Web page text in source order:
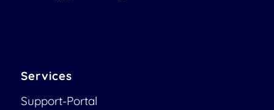
Services
Support-Portal